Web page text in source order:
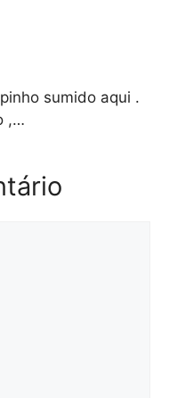
sumido aqui .
,…